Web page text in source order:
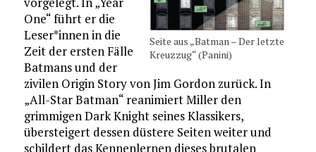
Seite aus „Batman – Der letzte
Kreuzzug“ (Panini)
One“ führt er die
Leser*innen in die
Zeit der ersten Fälle
Batmans und der
zivilen Origin Story von Jim Gordon zurück. In
„All-Star Batman“ reanimiert Miller den
grimmigen Dark Knight seines Klassikers,
übersteigert dessen düstere Seiten weiter und
schildert das Kennenlernen dieses brutalen